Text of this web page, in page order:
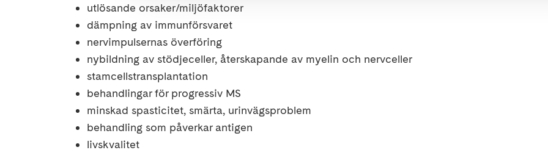
utlösande orsaker/miljöfaktorer
dämpning av immunförsvaret
nervimpulsernas överföring
nybildning av stödjeceller, återskapande av myelin och nervceller
stamcellstransplantation
behandlingar för progressiv MS
minskad spasticitet, smärta, urinvägsproblem
behandling som påverkar antigen
livskvalitet